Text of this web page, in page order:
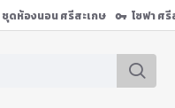
ชุดห้องนอน ศรีสะเกษ
โซฟา ศ